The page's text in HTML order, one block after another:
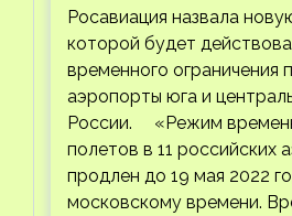
Росавиация назвала
которой будет
временного ограничения
аэропорты юга и
России. «Режим
полетов в 11 российских
продлен до 19 мая 2022
московскому времени.